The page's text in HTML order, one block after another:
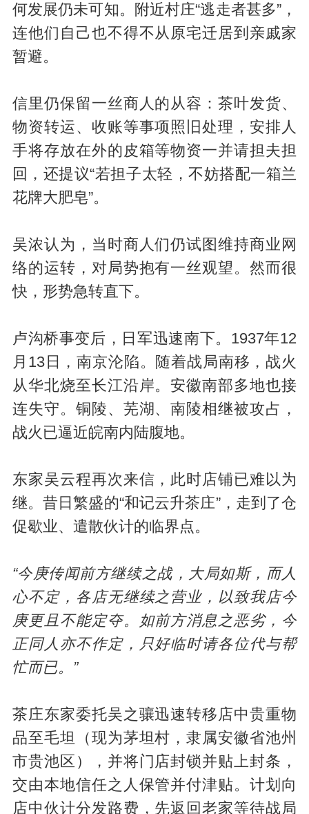
何发展仍未可知。附近村庄“逃走者甚多”，
连他们自己也不得不从原宅迁居到亲戚家
暂避。
信里仍保留一丝商人的从容：茶叶发货、
物资转运、收账等事项照旧处理，安排人
手将存放在外的皮箱等物资一并请担夫担
回，还提议“若担子太轻，不妨搭配一箱兰
花牌大肥皂”。
吴浓认为，当时商人们仍试图维持商业网
络的运转，对局势抱有一丝观望。然而很
快，形势急转直下。
卢沟桥事变后，日军迅速南下。1937年12
月13日，南京沦陷。随着战局南移，战火
从华北烧至长江沿岸。安徽南部多地也接
连失守。铜陵、芜湖、南陵相继被攻占，
战火已逼近皖南内陆腹地。
东家吴云程再次来信，此时店铺已难以为
继。昔日繁盛的“和记云升茶庄”，走到了仓
促歇业、遣散伙计的临界点。
“今庚传闻前方继续之战，大局如斯，而人
心不定，各店无继续之营业，以致我店今
庚更且不能定夺。如前方消息之恶劣，今
正同人亦不作定，只好临时请各位代与帮
忙而已。”
茶庄东家委托吴之骧迅速转移店中贵重物
品至毛坦（现为茅坦村，隶属安徽省池州
市贵池区），并将门店封锁并贴上封条，
交由本地信任之人保管并付津贴。计划向
店中伙计分发路费，先返回老家等待战局